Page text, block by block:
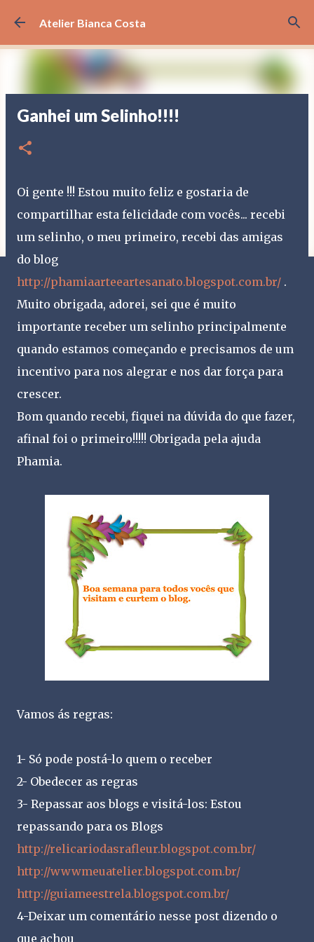
Pular para o conteúdo principal
Atelier Bianca Costa
Ganhei um Selinho!!!!
Oi gente !!! Estou muito feliz e gostaria de
compartilhar esta felicidade com vocês... recebi
um selinho, o meu primeiro, recebi das amigas
do blog
http://phamiaarteeartesanato.blogspot.com.br/ .
Muito obrigada, adorei, sei que é muito
importante receber um selinho principalmente
quando estamos começando e precisamos de um
incentivo para nos alegrar e nos dar força para
crescer.
Bom quando recebi, fiquei na dúvida do que fazer,
afinal foi o primeiro!!!!! Obrigada pela ajuda
Phamia.
Vamos ás regras:
1- Só pode postá-lo quem o receber
2- Obedecer as regras
3- Repassar aos blogs e visitá-los: Estou
repassando para os Blogs
http://relicariodasrafleur.blogspot.com.br/
http://wwwmeuatelier.blogspot.com.br/
http://guiameestrela.blogspot.com.br/
4-Deixar um comentário nesse post dizendo o
que achou